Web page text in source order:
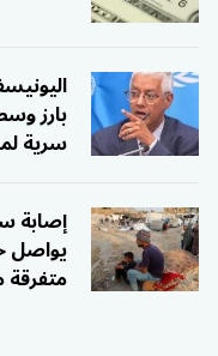
بارز
سرية
إصابة
يواصل